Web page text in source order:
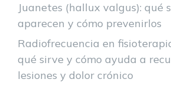
Juanetes (hallux valgus): qué
aparecen y cómo prevenirlos
Radiofrecuencia en
qué sirve y cómo ayuda a
lesiones y dolor crónico